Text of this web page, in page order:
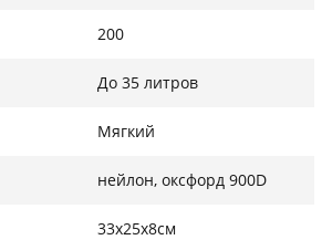
200
До 35 литров
Мягкий
нейлон, оксфорд 900D
33х25х8см